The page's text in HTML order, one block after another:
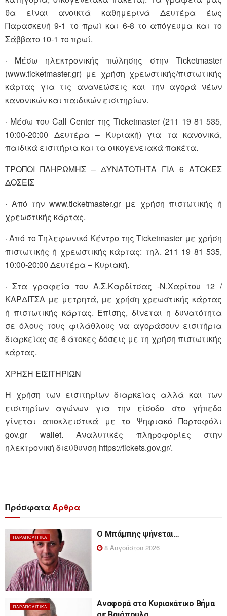
θα είναι ανοικτά καθημερινά Δευτέρα έως
Παρασκευή 9-1 το πρωί και 6-8 το απόγευμα και το
Σάββατο 10-1 το πρωί.
· Μέσω ηλεκτρονικής πώλησης στην Ticketmaster
(www.ticketmaster.gr) με χρήση χρεωστικής/πιστωτικής
κάρτας για τις ανανεώσεις και την αγορά νέων
κανονικών και παιδικών εισιτηρίων.
· Μέσω του Call Center της Ticketmaster (211 19 81 535,
10:00-20:00 Δευτέρα – Κυριακή) για τα κανονικά,
παιδικά εισιτήρια και τα οικογενειακά πακέτα.
ΤΡΟΠΟΙ ΠΛΗΡΩΜΗΣ – ΔΥΝΑΤΟΤΗΤΑ ΓΙΑ 6 ΑΤΟΚΕΣ
ΔΟΣΕΙΣ
· Από την www.ticketmaster.gr με χρήση πιστωτικής ή
χρεωστικής κάρτας.
· Από το Τηλεφωνικό Κέντρο της Ticketmaster με χρήση
πιστωτικής ή χρεωστικής κάρτας: τηλ. 211 19 81 535,
10:00-20:00 Δευτέρα – Κυριακή.
· Στα γραφεία του Α.Σ.Καρδίτσας -Ν.Χαρίτου 12 /
ΚΑΡΔΙΤΣΑ με μετρητά, με χρήση χρεωστικής κάρτας
ή πιστωτικής κάρτας. Επίσης, δίνεται η δυνατότητα
σε όλους τους φιλάθλους να αγοράσουν εισιτήρια
διαρκείας σε 6 άτοκες δόσεις με τη χρήση πιστωτικής
κάρτας.
ΧΡΗΣΗ ΕΙΣΙΤΗΡΙΩΝ
Η χρήση των εισιτηρίων διαρκείας αλλά και των
εισιτηρίων αγώνων για την είσοδο στο γήπεδο
γίνεται αποκλειστικά με το Ψηφιακό Πορτοφόλι
gov.gr wallet. Αναλυτικές πληροφορίες στην
ηλεκτρονική διεύθυνση https://tickets.gov.gr/.
ΠρόσφαταΆρθρα
ΠΑΡΑΠΟΛΙΤΙΚΆ
Ο Μπάμπης ψήνεται…
8 Αυγούστου 2026
ΠΑΡΑΠΟΛΙΤΙΚΆ
Αναφορά στο Κυριακάτικο Βήμα